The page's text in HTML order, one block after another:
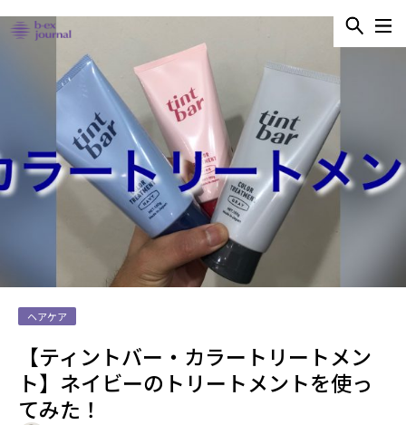
ヘアケア
【ティントバー・カラートリートメン
ト】ネイビーのトリートメントを使っ
てみた！